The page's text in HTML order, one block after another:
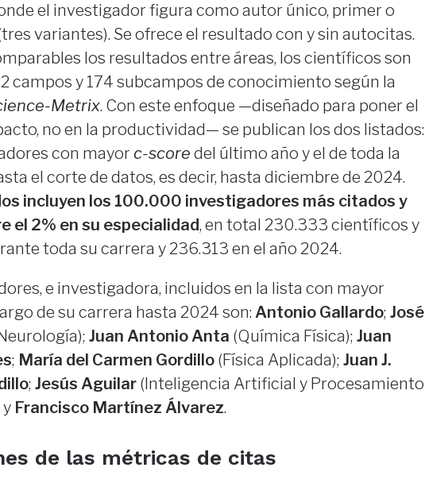
el investigador figura como autor único, primer o
variantes). Se ofrece el resultado con y sin autocitas.
los resultados entre áreas, los científicos son
campos y 174 subcampos de conocimiento según la
Metrix. Con este enfoque —diseñado para poner el
no en la productividad— se publican los dos listados:
con mayor c-score del último año y el de toda la
el corte de datos, es decir, hasta diciembre de 2024.
incluyen los 100.000 investigadores más citados y
el 2% en su especialidad, en total 230.333 científicos y
toda su carrera y 236.313 en el año 2024.
e investigadora, incluidos en la lista con mayor
de su carrera hasta 2024 son: Antonio Gallardo; José
Juan Antonio Anta (Química Física); Juan
; María del Carmen Gordillo(Física Aplicada); Juan J.
; Jesús Aguilar (Inteligencia Artificial y Procesamiento
Francisco Martínez Álvarez.
de las métricas de citas